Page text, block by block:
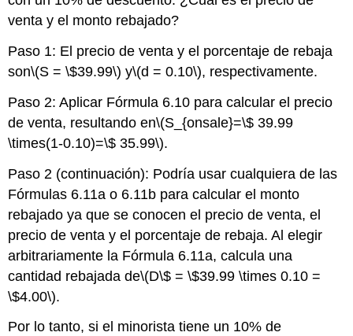
venta y el monto rebajado?
Paso 1: El precio de venta y el porcentaje de rebaja
son\(S = \$39.99\) y\(d = 0.10\), respectivamente.
Paso 2: Aplicar Fórmula 6.10 para calcular el precio
de venta, resultando en\(S_{onsale}=\$ 39.99
\times(1-0.10)=\$ 35.99\).
Paso 2 (continuación): Podría usar cualquiera de las
Fórmulas 6.11a o 6.11b para calcular el monto
rebajado ya que se conocen el precio de venta, el
precio de venta y el porcentaje de rebaja. Al elegir
arbitrariamente la Fórmula 6.11a, calcula una
cantidad rebajada de\(D\$ = \$39.99 \times 0.10 =
\$4.00\).
Por lo tanto, si el minorista tiene un 10% de